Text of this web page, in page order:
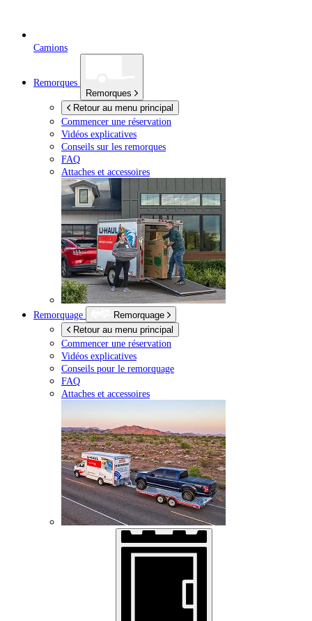
Camions
Remorques
Remorques
Retour au menu principal
Commencer une réservation
Vidéos explicatives
Conseils sur les remorques
FAQ
Attaches et accessoires
Remorquage
Remorquage
Retour au menu principal
Commencer une réservation
Vidéos explicatives
Conseils pour le remorquage
FAQ
Attaches et accessoires